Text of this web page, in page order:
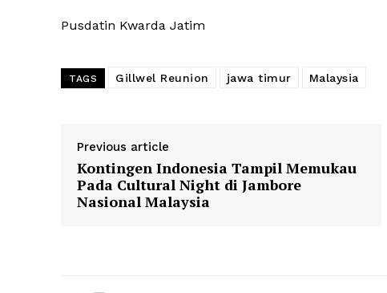
Pusdatin Kwarda Jatim
TAGS Gillwel Reunion jawa timur Malaysia
Previous article
Kontingen Indonesia Tampil Memukau
Pada Cultural Night di Jambore
Nasional Malaysia